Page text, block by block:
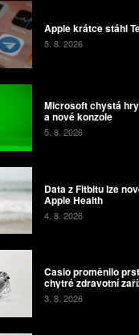
Apple krátce stáhl
5. 8. 2026
Microsoft chystá
a nové konzole
5. 8. 2026
Data z Fitbitu lze
Apple Health
4. 8. 2026
Casio proměnilo
chytré zdravotní
3. 8. 2026